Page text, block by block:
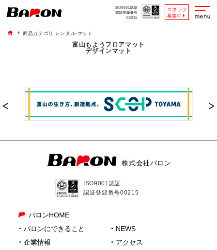
スタッフ
募集中
商品カテゴリ レンタル-マット
富山もようフロアマット
デザインマット
株式会社バロン
ISO9001認証
認証登録番号00215
バロンHOME
バロンにできること
NEWS
企業情報
アクセス